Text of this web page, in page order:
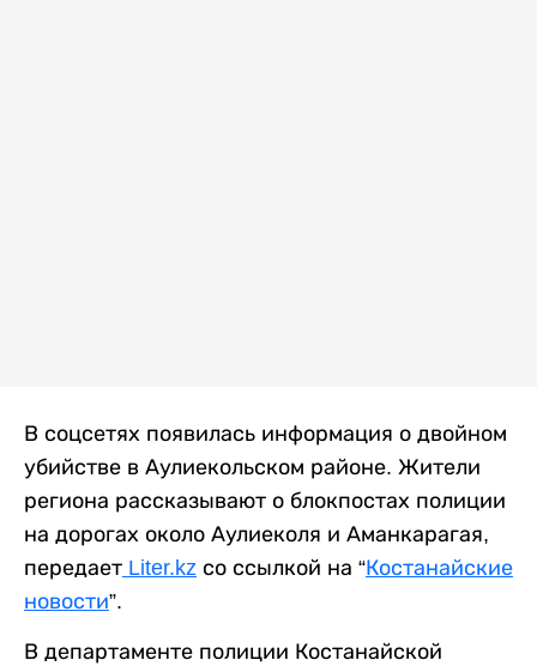
В соцсетях появилась информация о двойном
убийстве в Аулиекольском районе. Жители
региона рассказывают о блокпостах полиции
на дорогах около Аулиеколя и Аманкарагая,
передает Liter.kz со ссылкой на “Костанайские
новости”.
В департаменте полиции Костанайской